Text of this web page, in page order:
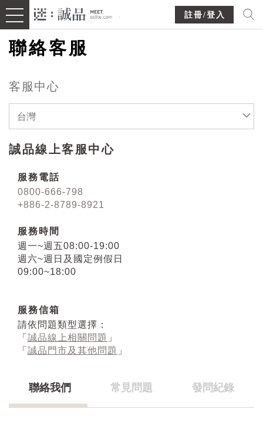
註冊/登入
聯絡客服
客服中心
台灣
誠品線上客服中心
服務電話
0800-666-798
+886-2-8789-8921
服務時間
週一~週五08:00-19:00
週六~週日及國定例假日
09:00~18:00
服務信箱
請依問題類型選擇：
「 誠品線上相關問題 」
「 誠品門市及其他問題 」
聯絡我們 常見問題 發問紀錄